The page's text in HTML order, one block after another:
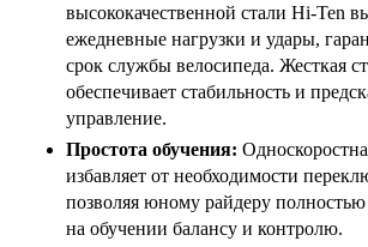
высококачественной стали Hi-Ten
ежедневные нагрузки и удары,
срок службы велосипеда. Жесткая
обеспечивает стабильность и
управление.
Простота обучения:
избавляет от необходимости
позволяя юному райдеру полностью
на обучении балансу и контролю.